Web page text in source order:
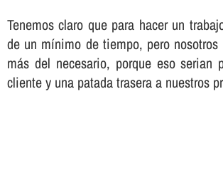
Tenemos claro que para hacer un
de un mí­nimo de tiempo, pero
más del necesario, porque eso serian
cliente y una patada trasera a nuestros